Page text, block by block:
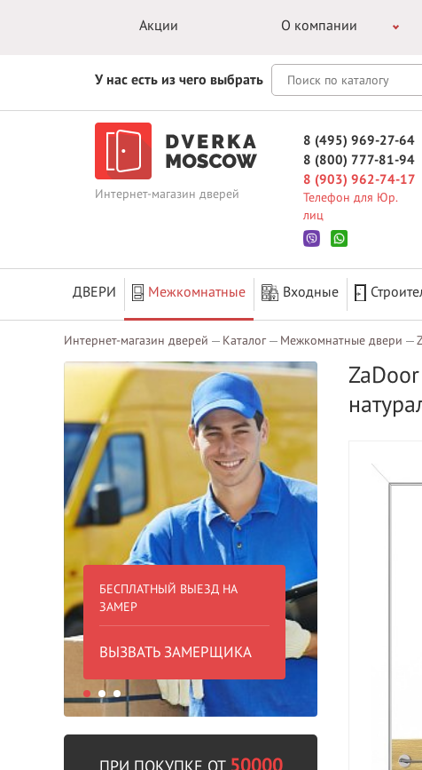
Акции О компании
У нас есть из чего выбрать
Интернет-магазин дверей
8 (495) 969-27-64
8 (800) 777-81-94
8 (903) 962-74-17
Телефон для Юр.
лиц
ДВЕРИ Межкомнатные Входные
Интернет-магазин дверей Каталог Межкомнатные двери
БЕСПЛАТНЫЙ ВЫЕЗД НА
ЗАМЕР
ВЫЗВАТЬ ЗАМЕРЩИКА